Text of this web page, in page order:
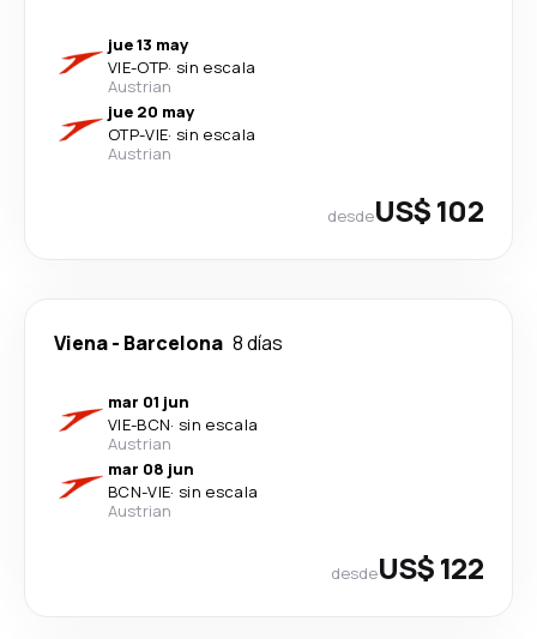
jue 13 may
VIE-OTP· sin escala
Austrian
jue 20 may
OTP-VIE· sin escala
Austrian
desdeUS$ 102
Viena- Barcelona 8 días
mar 01 jun
VIE-BCN· sin escala
Austrian
mar 08 jun
BCN-VIE· sin escala
Austrian
desdeUS$ 122